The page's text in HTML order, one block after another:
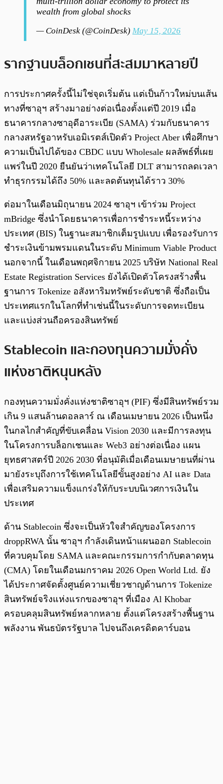
wealth from global shocks
— CoinDesk (@CoinDesk) May 15, 2026
รากฐานบล็อกเชนที่สะสมมาหลายปี
การประกาศครั้งนี้ไม่ใช่จุดเริ่มต้น แต่เป็นก้าวใหม่บนเส้น
ทางที่ซาอุฯ สร้างมาอย่างต่อเนื่องตั้งแต่ปี 2019 เมื่อ
ธนาคารกลางซาอุดีอาระเบีย (SAMA) ร่วมกับธนาคาร
กลางสหรัฐอาหรับเอมิเรตส์เปิดตัว Project Aber เพื่อศึกษา
ความเป็นไปได้ของ CBDC แบบ Wholesale ผลลัพธ์ที่เผย
แพร่ในปี 2020 ยืนยันว่าเทคโนโลยี DLT สามารถลดเวลา
ทำธุรกรรมได้ถึง 50% และลดต้นทุนได้ราว 30%
ต่อมาในเดือนมิถุนายน 2024 ซาอุฯ เข้าร่วม Project
mBridge ซึ่งนำโดยธนาคารเพื่อการชำระหนี้ระหว่าง
ประเทศ (BIS) ในฐานะสมาชิกเต็มรูปแบบ เพื่อรองรับการ
ชำระเงินข้ามพรมแดนในระดับ Minimum Viable Product
นอกจากนี้ ในเดือนพฤศจิกายน 2025 บริษัท National Real
Estate Registration Services ยังได้เปิดตัวโครงสร้างพื้น
ฐานการ Tokenize อสังหาริมทรัพย์ระดับชาติ ซึ่งถือเป็น
ประเทศแรกในโลกที่ทำเช่นนี้ในระดับการจดทะเบียน
และแบ่งส่วนถือครองสินทรัพย์
Stablecoin และกองทุนความมั่งคั่ง
แห่งชาติหนุนหลัง
กองทุนความมั่งคั่งแห่งชาติซาอุฯ (PIF) ซึ่งมีสินทรัพย์รวม
เกิน 9 แสนล้านดอลลาร์ ณ เดือนเมษายน 2026 เป็นหนึ่ง
ในกลไกสำคัญที่ขับเคลื่อน Vision 2030 และมีการลงทุน
ในโครงการบล็อกเชนและ Web3 อย่างต่อเนื่อง แผน
ยุทธศาสตร์ปี 2026 2030 ที่อนุมัติเมื่อเดือนเมษายนที่ผ่าน
มายังระบุถึงการใช้เทคโนโลยีขั้นสูงอย่าง AI และ Data
เพื่อเสริมความแข็งแกร่งให้กับระบบนิเวศการเงินใน
ประเทศ
ด้าน Stablecoin ซึ่งจะเป็นหัวใจสำคัญของโครงการ
droppRWA นั้น ซาอุฯ กำลังเดินหน้าแผนออก Stablecoin
ที่ควบคุมโดย SAMA และคณะกรรมการกำกับตลาดทุน
(CMA) โดยในเดือนมกราคม 2026 Open World Ltd. ยัง
ได้ประกาศจัดตั้งศูนย์ความเชี่ยวชาญด้านการ Tokenize
สินทรัพย์จริงแห่งแรกของซาอุฯ ที่เมือง Al Khobar
ครอบคลุมสินทรัพย์หลากหลาย ตั้งแต่โครงสร้างพื้นฐาน
พลังงาน พันธบัตรรัฐบาล ไปจนถึงเครดิตคาร์บอน